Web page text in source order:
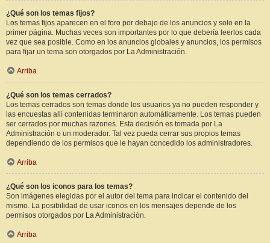
¿Qué son los temas fijos?
Los temas fijos aparecen en el foro por debajo de los anuncios y solo en la
primer página. Muchas veces son importantes por lo que debería leerlos cada
vez que sea posible. Como en los anuncios globales y anuncios, los permisos
para fijar un tema son otorgados por La Administración.
Arriba
¿Qué son los temas cerrados?
Los temas cerrados son temas donde los usuarios ya no pueden responder y
las encuestas allí contenidas terminaron automáticamente. Los temas pueden
ser cerrados por muchas razones. Esta decisión es tomada por La
Administración o un moderador. Tal vez pueda cerrar sus propios temas
dependiendo de los permisos que le hayan concedido los administradores.
Arriba
¿Qué son los iconos para los temas?
Son imágenes elegidas por el autor del tema para indicar el contenido del
mismo. La posibilidad de usar iconos en los mensajes depende de los
permisos otorgados por La Administración.
Arriba